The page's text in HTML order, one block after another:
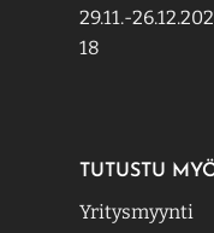
29.11.-
18
TUTUSTU
Yritysmyynti